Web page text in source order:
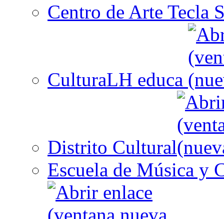
Centro de Arte Tecla
CulturaLH educa
Distrito Cultural
Escuela de Música y